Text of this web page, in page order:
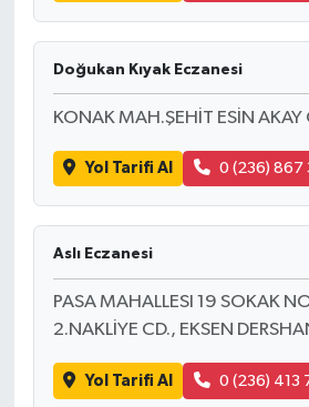
Doğukan Kıyak Eczanesi
KONAK MAH.ŞEHİT ESİN
Yol Tarifi Al 0 (236) 867
Aslı Eczanesi
PASA MAHALLESI 19 SOKAK
2.NAKLİYE CD., EKSEN
Yol Tarifi Al 0 (236) 413